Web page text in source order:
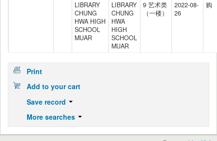
LIBRARY
CHUNG
HWA HIGH
SCHOOL
MUAR
LIBRARY
CHUNG
HWA
HIGH
SCHOOL
MUAR
9 艺术类
（一楼）
2022-08-
26
购
Print
Add to your cart
Save record
More searches